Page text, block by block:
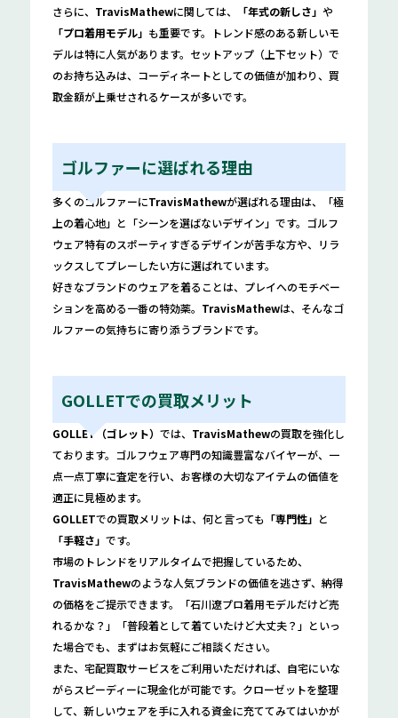
さらに、 TravisMathewに関しては、 「年式の新しさ」 や
「プロ着用モデル」 も重要です。トレンド感のある新しいモ
デルは特に人気があります。セットアップ（上下セット）で
のお持ち込みは、コーディネートとしての価値が加わり、買
取金額が上乗せされるケースが多いです。
ゴルファーに選ばれる理由
多くのゴルファーにTravisMathewが選ばれる理由は、「極
上の着心地」と「シーンを選ばないデザイン」です。ゴルフ
ウェア特有のスポーティすぎるデザインが苦手な方や、リラ
ックスしてプレーしたい方に選ばれています。
好きなブランドのウェアを着ることは、プレイへのモチベー
ションを高める一番の特効薬。 TravisMathewは、そんなゴ
ルファーの気持ちに寄り添うブランドです。
GOLLETでの買取メリット
GOLLET（ゴレット） では、 TravisMathewの買取を強化し
ております。ゴルフウェア専門の知識豊富なバイヤーが、一
点一点丁寧に査定を行い、お客様の大切なアイテムの価値を
適正に見極めます。
GOLLETでの買取メリットは、何と言っても 「専門性」 と
「手軽さ」 です。
市場のトレンドをリアルタイムで把握しているため、
TravisMathewのような人気ブランドの価値を逃さず、納得
の価格をご提示できます。「石川遼プロ着用モデルだけど売
れるかな？」「普段着として着ていたけど大丈夫？」といっ
た場合でも、まずはお気軽にご相談ください。
また、宅配買取サービスをご利用いただければ、自宅にいな
がらスピーディーに現金化が可能です。クローゼットを整理
して、新しいウェアを手に入れる資金に充ててみてはいかが